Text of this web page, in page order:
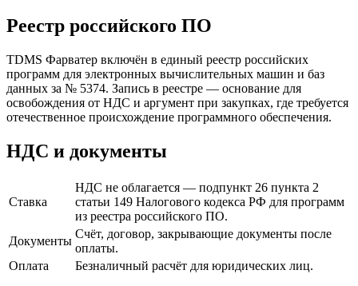
Реестр российского ПО
TDMS Фарватер включён в единый реестр российских
программ для электронных вычислительных машин и баз
данных за № 5374. Запись в реестре — основание для
освобождения от НДС и аргумент при закупках, где требуется
отечественное происхождение программного обеспечения.
НДС и документы
Ставка
НДС не облагается — подпункт 26 пункта 2
статьи 149 Налогового кодекса РФ для программ
из реестра российского ПО.
Документы
Счёт, договор, закрывающие документы после
оплаты.
Оплата
Безналичный расчёт для юридических лиц.